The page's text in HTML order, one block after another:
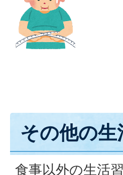
その他の
食事以外の生活